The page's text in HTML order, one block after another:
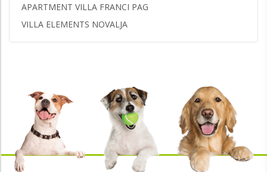
APARTMENT VILLA FRANCI PAG
VILLA ELEMENTS NOVALJA